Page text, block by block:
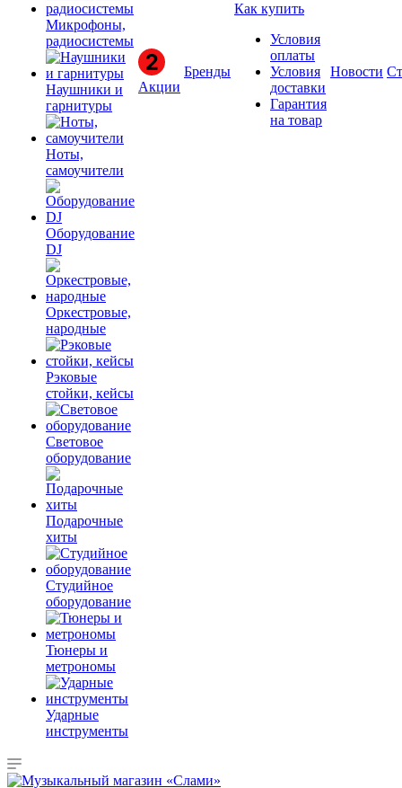
Микрофоны,
радиосистемы
Наушники и
гарнитуры
Ноты,
самоучители
Оборудование
DJ
Оркестровые,
народные
Рэковые
стойки, кейсы
Световое
оборудование
Подарочные
хиты
Студийное
оборудование
Тюнеры и
метрономы
Ударные
инструменты
Акции
Бренды
Как купить
Условия
оплаты
Условия
доставки
Гарантия
на товар
Новости